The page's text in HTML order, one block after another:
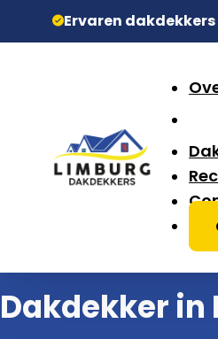
Ervaren dakdekkers
Dakdekker